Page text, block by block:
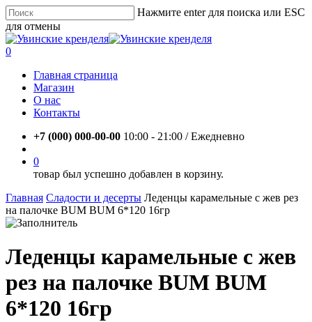
Skip
to
main
content
Нажмите enter для поиска или ESC
для отмены
Close
Search
account
0
Главная страница
Магазин
О нас
Контакты
+7 (000) 000-00-00 10:00 - 21:00 / Eжедневно
0
товар был успешно добавлен в корзину.
Главная Сладости и десерты Леденцы карамельные с жев рез
на палочке BUM BUM 6*120 16гр
Леденцы карамельные с жев
рез на палочке BUM BUM
6*120 16гр